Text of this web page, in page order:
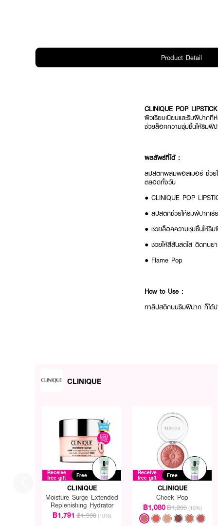
Product Detail
CLINIQUE POP
ผิวเรียบเนียนและริมฝีปาก
ช่วยล็อคความชุ่มชื้นให้ริมฝี
ผลลัพธ์ที่ได้ :
ลิปสติกผสมพอลิเมอร์ ช่วย
ตลอดทั้งวัน
● CLINIQUE POP
● ลิปสติกช่วยให้ริมฝีปากเรี
● ช่วยล็อคความชุ่มชื้นให้ริ
● ช่วยให้สีสันสดใส ติดทนย
● Flame Pop
How to Use :
ทาลิปสติกบนริมฝีปาก ก็ได้
CLINIQUE
Receive
free gift Free
CLINIQUE
Moisture Surge Extended
Replenishing Hydrator
฿1,791 ฿1,990 (10%)
Receive
free gift Free
CLINIQUE
Cheek Pop
฿1,080฿1,200 (10%)